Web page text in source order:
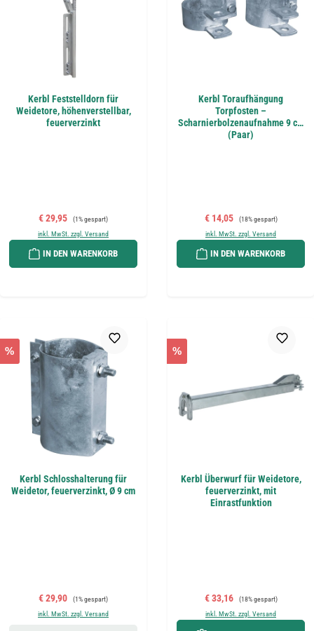
Kerbl Feststelldorn für
Weidetore, höhenverstellbar,
feuerverzinkt
Verkaufspreis:
€ 29,95 Regulärer Preis:
(1% gespart)
inkl. MwSt. zzgl. Versand
IN DEN WARENKORB
Kerbl Toraufhängung
Torpfosten –
Scharnierbolzenaufnahme 9 cm
(Paar)
Verkaufspreis:
€ 14,05 Regulärer Preis:
(18% gespart)
inkl. MwSt. zzgl. Versand
IN DEN WARENKORB
%
Kerbl Schlosshalterung für
Weidetor, feuerverzinkt, Ø 9 cm
Verkaufspreis:
€ 29,90 Regulärer Preis:
(1% gespart)
inkl. MwSt. zzgl. Versand
%
Kerbl Überwurf für Weidetore,
feuerverzinkt, mit
Einrastfunktion
Verkaufspreis:
€ 33,16 Regulärer Preis:
(18% gespart)
inkl. MwSt. zzgl. Versand